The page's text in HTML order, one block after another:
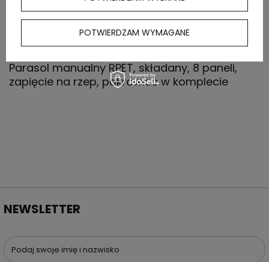
Parasol manualny RPET, składany, 8 paneli,
zapięcie na rzep, pokrowiec w komplecie
NEWSLETTER
Podaj swoje imię i nazwisko
POTWIERDZAM WYMAGANE